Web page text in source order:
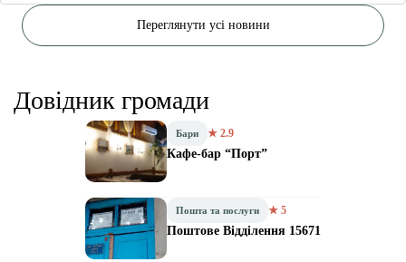
Переглянути усі новини
Довідник громади
Бари ★ 2.9
Кафе-бар “Порт”
Пошта та послуги ★ 5
Поштове Відділення 15671